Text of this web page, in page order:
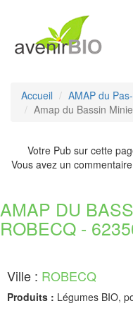
Accueil AMAP du
Amap du Bassin
Votre Pub sur cette
Vous avez un
AMAP DU
ROBECQ -
Ville : ROBECQ
Produits : Légumes BIO,